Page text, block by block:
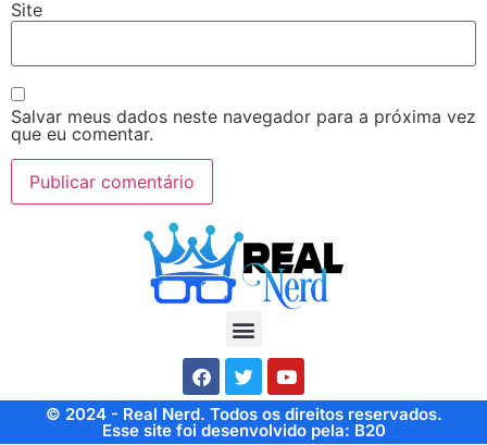
Site
Salvar meus dados neste navegador para a próxima vez
que eu comentar.
© 2024 - Real Nerd. Todos os direitos reservados.
Esse site foi desenvolvido pela: B20